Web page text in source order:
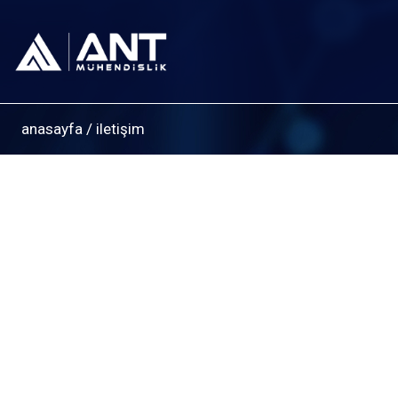
anasayfa / iletişim